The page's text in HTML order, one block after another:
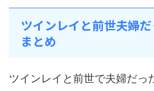
ツインレイと前世夫婦
まとめ
ツインレイと前世で夫婦だっ